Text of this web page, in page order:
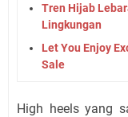
Tren Hijab
Lingkungan
Let You Enjoy
Sale
High heels yang